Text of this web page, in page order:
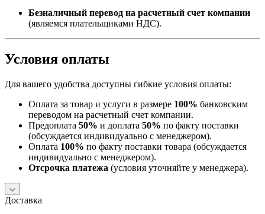
Безналичный перевод на расчетный счет компании
(являемся плательщиками НДС).
Условия оплаты
Для вашего удобства доступны гибкие условия оплаты:
Оплата за товар и услуги в размере 100% банковским
переводом на расчетный счет компании.
Предоплата 50% и доплата 50% по факту поставки
(обсуждается индивидуально с менеджером).
Оплата 100% по факту поставки товара (обсуждается
индивидуально с менеджером).
Отсрочка платежа (условия уточняйте у менеджера).
Доставка